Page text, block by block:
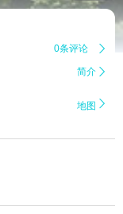
0条评论 
简介 
地图 